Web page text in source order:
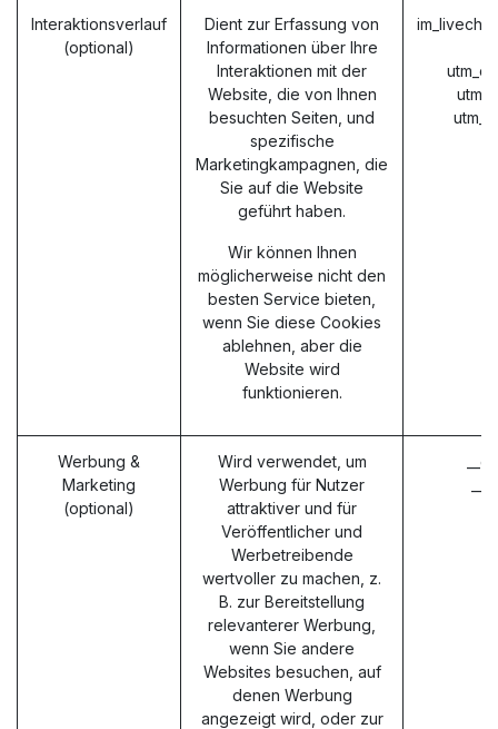
Interaktionsverlauf
(optional)
Dient zur Erfassung von
Informationen über Ihre
Interaktionen mit der
Website, die von Ihnen
besuchten Seiten, und
spezifische
Marketingkampagnen, die
Sie auf die Website
geführt haben.
Wir können Ihnen
möglicherweise nicht den
besten Service bieten,
wenn Sie diese Cookies
ablehnen, aber die
Website wird
funktionieren.
Werbung &
Marketing
(optional)
Wird verwendet, um
Werbung für Nutzer
attraktiver und für
Veröffentlicher und
Werbetreibende
wertvoller zu machen, z.
B. zur Bereitstellung
relevanterer Werbung,
wenn Sie andere
Websites besuchen, auf
denen Werbung
angezeigt wird, oder zur